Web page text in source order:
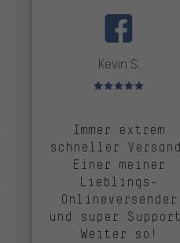
Kevin S.
Bewertungen: 5 von 5
Immer extrem
schneller
Einer meiner
Lieblings-
Onlineversender
und super
Weiter so!